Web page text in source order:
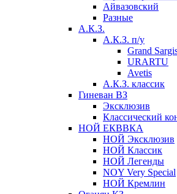
Айвазовский
Разные
А.К.З.
А.К.З. п/у
Grand
URARTU
Avetis
А.К.З. классик
Гиневан ВЗ
Эксклюзив
Классический
НОЙ ЕКВВКА
НОЙ Эксклюзив
НОЙ Классик
НОЙ Легенды
NOY Very Speсial
НОЙ Кремлин